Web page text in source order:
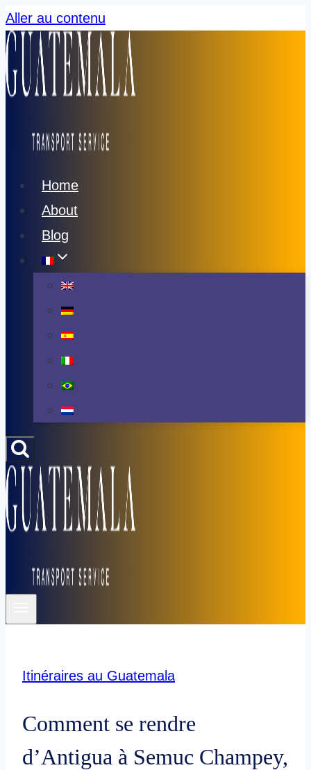
Aller au contenu
Home
About
Blog
Itinéraires au Guatemala
Comment se rendre
d’Antigua à Semuc Champey,